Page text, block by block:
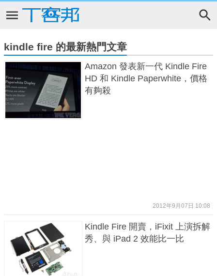
kindle fire 的最新熱門文章
Amazon 發表新一代 Kindle Fire
HD 和 Kindle Paperwhite，價格
有夠殺
2012年9月07日 10:08
Kindle Fire 開賣，iFixit 上演拆解
秀、與 iPad 2 效能比一比